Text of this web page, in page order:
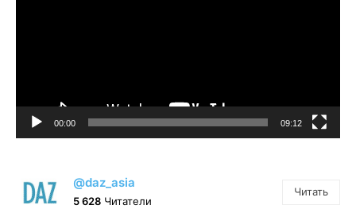
00:00 09:12
@daz_asia
5 628 Читатели
Читать